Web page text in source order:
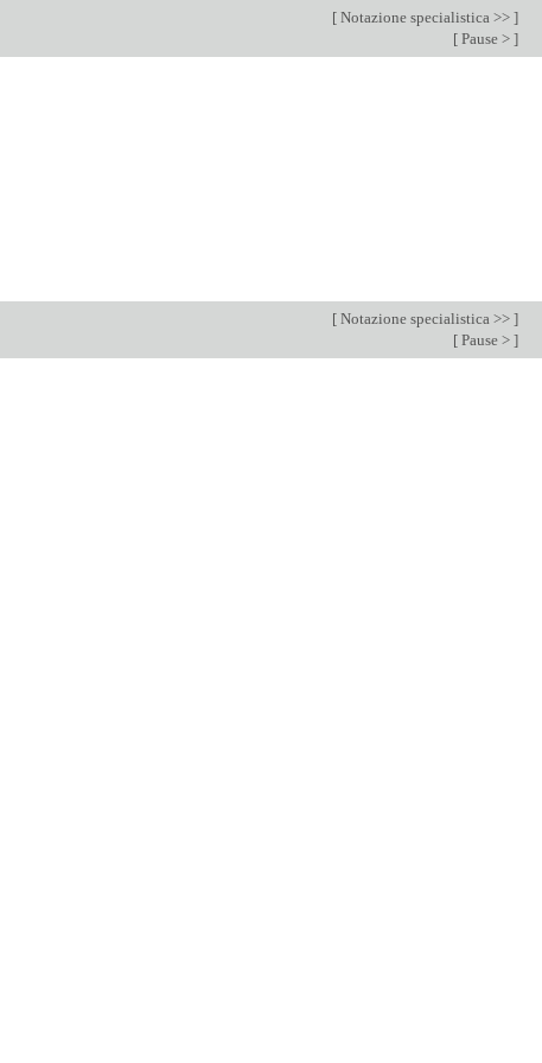
[ Notazione specialistica >> ]
[ Pause > ]
[ Notazione specialistica >> ]
[ Pause > ]